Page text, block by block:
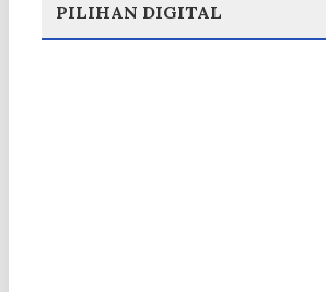
PILIHAN DIGITAL